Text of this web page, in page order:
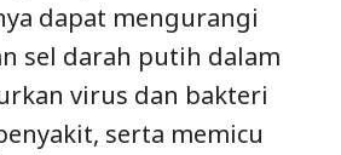
dapat mengurangi
sel darah putih dalam
virus dan bakteri
serta memicu